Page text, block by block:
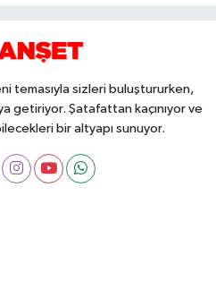
temasıyla sizleri buluştururken,
getiriyor. Şatafattan kaçınıyor ve
bir altyapı sunuyor.